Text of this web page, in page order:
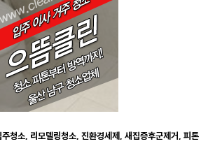
청소, 리모델링청소, 진환경세제, 새집증후군제거, 피톤